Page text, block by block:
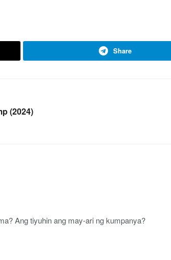
Share
(2024)
Ang tiyuhin ang may-ari ng kumpanya?